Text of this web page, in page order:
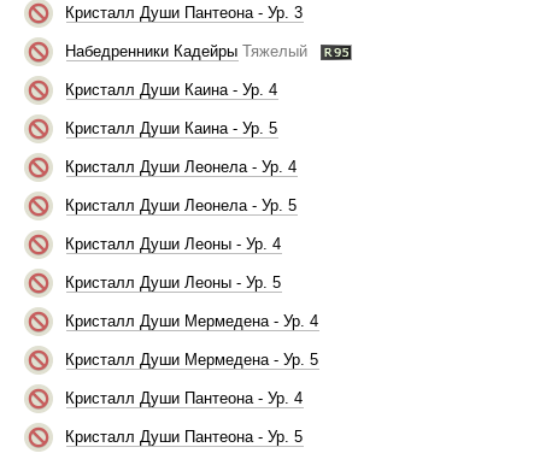
Кристалл Души Пантеона - Ур. 3
Набедренники Кадейры Тяжелый
Кристалл Души Каина - Ур. 4
Кристалл Души Каина - Ур. 5
Кристалл Души Леонела - Ур. 4
Кристалл Души Леонела - Ур. 5
Кристалл Души Леоны - Ур. 4
Кристалл Души Леоны - Ур. 5
Кристалл Души Мермедена - Ур. 4
Кристалл Души Мермедена - Ур. 5
Кристалл Души Пантеона - Ур. 4
Кристалл Души Пантеона - Ур. 5